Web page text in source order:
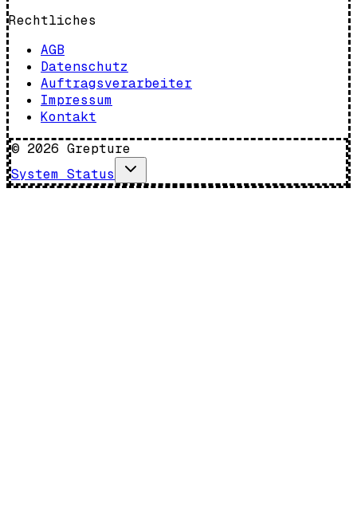
Rechtliches
AGB
Datenschutz
Auftragsverarbeiter
Impressum
Kontakt
© 2026 Grepture
System Status